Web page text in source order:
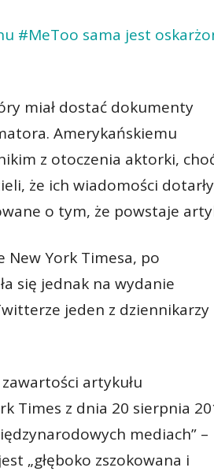
#MeToo sama jest
miał dostać dokumenty
Amerykańskiemu
z otoczenia aktorki,
że ich wiadomości
o tym, że powstaje
New York Timesa, po
się jednak na wydanie
jeden z dziennikarzy
artykułu
Times z dnia 20 sierpnia
mediach” –
„głęboko zszokowana i